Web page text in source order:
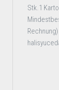
Stk.1
Rechnung)